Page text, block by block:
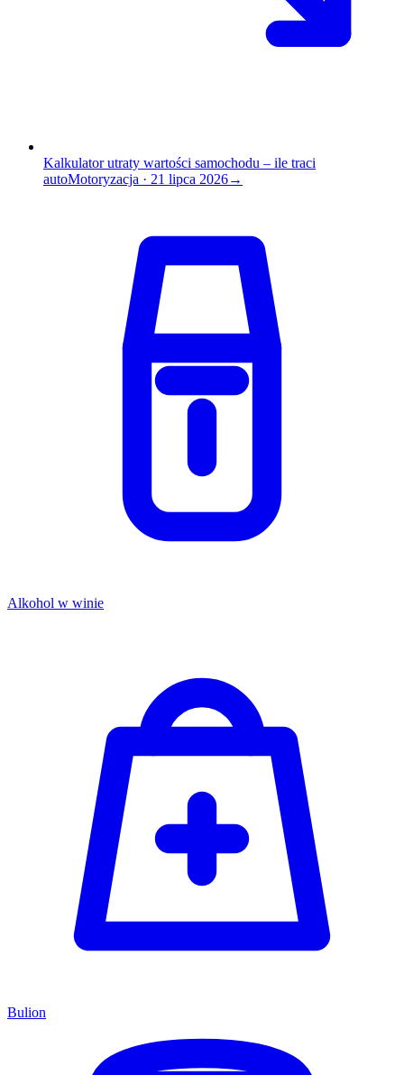
Kalkulator utraty wartości samochodu – ile traci
autoMotoryzacja · 21 lipca 2026→
Alkohol w winie
Bulion